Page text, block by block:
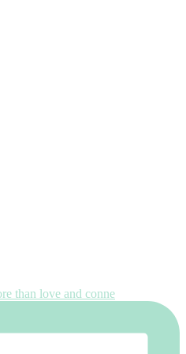
than love and conne